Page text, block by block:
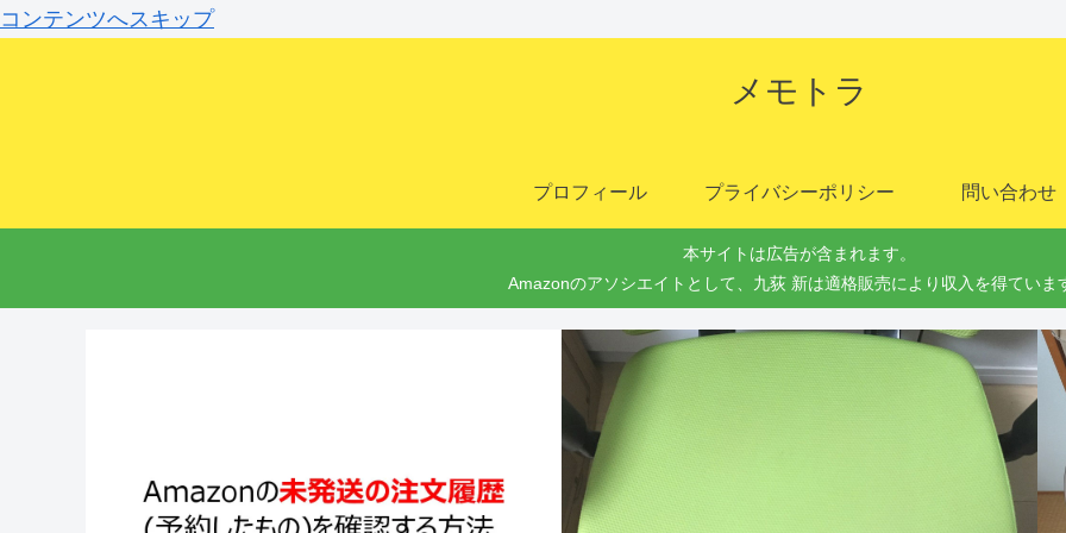
コンテンツへスキップ
メモトラ
プロフィール プライバシーポリシー 問い合わせ
本サイトは広告が含まれます。
Amazonのアソシエイトとして、九荻 新は適格販売により収入を得ていま